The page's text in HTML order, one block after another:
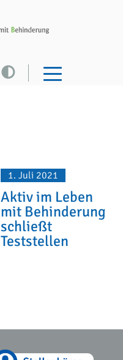
1. Juli 2021
Aktiv im Leben
mit Behinderung
schließt
Teststellen